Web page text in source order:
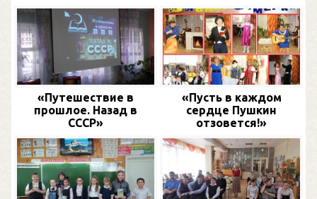
«Путешествие в
прошлое. Назад в
СССР»
«Пусть в каждом
сердце Пушкин
отзовется!»